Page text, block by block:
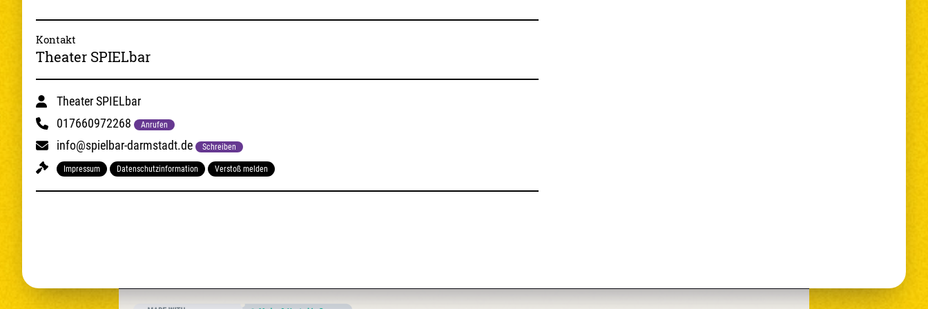
Kontakt
Theater SPIELbar
Theater SPIELbar
017660972268
Anrufen
info@spielbar-darmstadt.de Schreiben
Impressum Datenschutzinformation Verstoß melden